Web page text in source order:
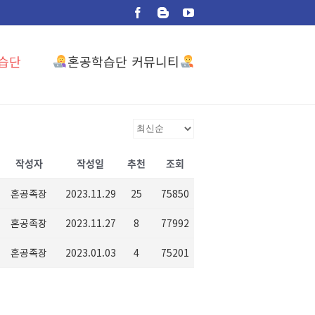
Facebook
BloggerYouTube
단 혼공학습단 커뮤니티
작성자 작성일 추천 조회
혼공족장 2023.11.29 25 75850
혼공족장 2023.11.27 8 77992
혼공족장 2023.01.03 4 75201